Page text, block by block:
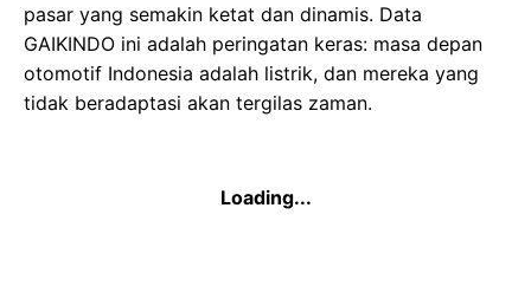
pasar yang semakin ketat dan dinamis. Data
GAIKINDO ini adalah peringatan keras: masa depan
otomotif Indonesia adalah listrik, dan mereka yang
tidak beradaptasi akan tergilas zaman.
Loading...